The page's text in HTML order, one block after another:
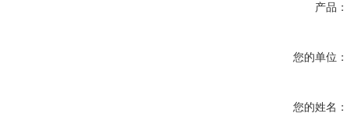
产品：
您的单位：
您的姓名：